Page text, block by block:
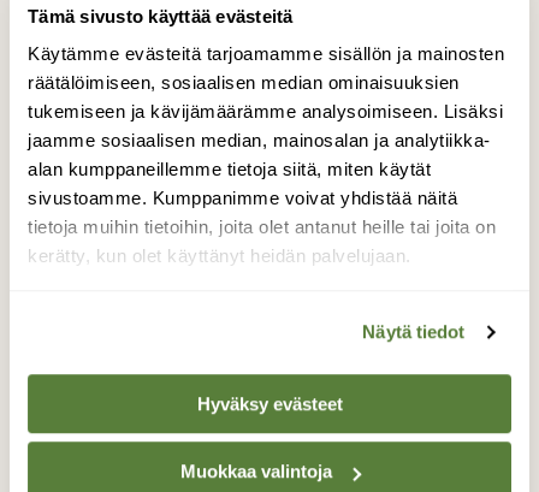
Tämä sivusto käyttää evästeitä
Käytämme evästeitä tarjoamamme sisällön ja mainosten
räätälöimiseen, sosiaalisen median ominaisuuksien
tukemiseen ja kävijämäärämme analysoimiseen. Lisäksi
jaamme sosiaalisen median, mainosalan ja analytiikka-
alan kumppaneillemme tietoja siitä, miten käytät
sivustoamme. Kumppanimme voivat yhdistää näitä
tietoja muihin tietoihin, joita olet antanut heille tai joita on
kerätty, kun olet käyttänyt heidän palvelujaan.
Näytä tiedot
Hyväksy evästeet
Muokkaa valintoja
Piilopää
Piilopääkuoriainen lepäilee lupiinin lehdellä.
Valokuvaaja: Markku Pelkonen, Jyväskylä
29.05.2025
TAKAISIN LISTAAN